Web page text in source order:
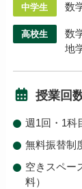
中学生 数
高校生
数
地
授業回
週1回・1科
無料振替制
空きスペー
料）